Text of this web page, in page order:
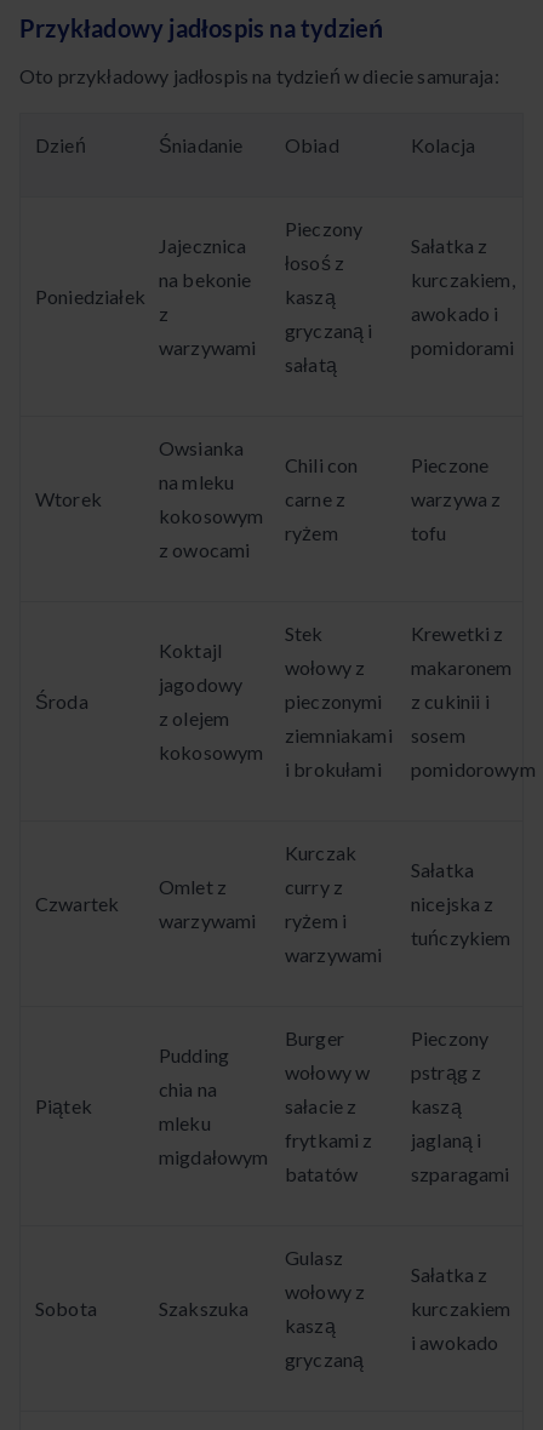
Przykładowy jadłospis na tydzień
Oto przykładowy jadłospis na tydzień w diecie samuraja:
Dzień Śniadanie Obiad Kolacja
Poniedziałek
Jajecznica
na bekonie
z
warzywami
Pieczony
łosoś z
kaszą
gryczaną i
sałatą
Sałatka z
kurczakiem,
awokado i
pomidorami
Wtorek
Owsianka
na mleku
kokosowym
z owocami
Chili con
carne z
ryżem
Pieczone
warzywa z
tofu
Środa
Koktajl
jagodowy
z olejem
kokosowym
Stek
wołowy z
pieczonymi
ziemniakami
i brokułami
Krewetki z
makaronem
z cukinii i
sosem
pomidorowym
Czwartek
Omlet z
warzywami
Kurczak
curry z
ryżem i
warzywami
Sałatka
nicejska z
tuńczykiem
Piątek
Pudding
chia na
mleku
migdałowym
Burger
wołowy w
sałacie z
frytkami z
batatów
Pieczony
pstrąg z
kaszą
jaglaną i
szparagami
Sobota Szakszuka
Gulasz
wołowy z
kaszą
gryczaną
Sałatka z
kurczakiem
i awokado